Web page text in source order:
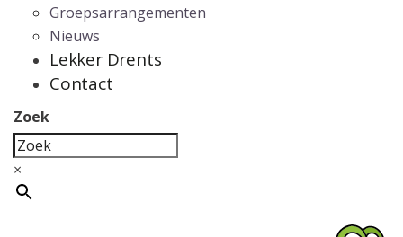
Groepsarrangementen
Nieuws
Lekker Drents
Contact
Zoek
×